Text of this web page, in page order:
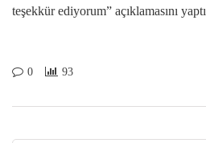
teşekkür ediyorum” açıklamasını
0 93